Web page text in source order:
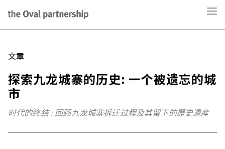
文章
探索九龙城寨的历史: 一个被遗忘的城
市
时代的终结 : 回顾九龙城寨拆迁过程及其留下的歷史遺産